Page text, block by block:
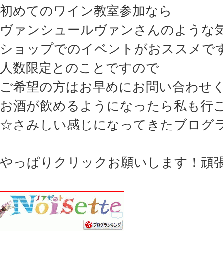
初めてのワイン教室参加なら
ヴァンシュールヴァンさんのような
ショップでのイベントがおススメで
人数限定とのことですので
ご希望の方はお早めにお問い合わせ
お酒が飲めるようになったら私も行
☆さみしい感じになってきたブログ
やっぱりクリックお願いします！頑